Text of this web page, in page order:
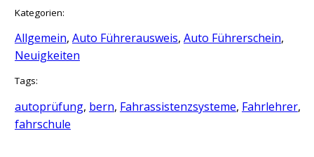
Kategorien:
Allgemein, Auto Führerausweis, Auto Führerschein
Neuigkeiten
Tags:
autoprüfung, bern, Fahrassistenzsysteme, Fahrlehrer
fahrschule